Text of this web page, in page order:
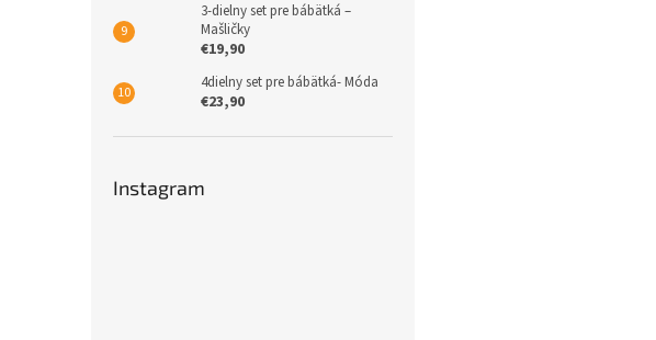
3-dielny set pre bábätká –
Mašličky
€19,90
4dielny set pre bábätká- Móda
€23,90
Instagram